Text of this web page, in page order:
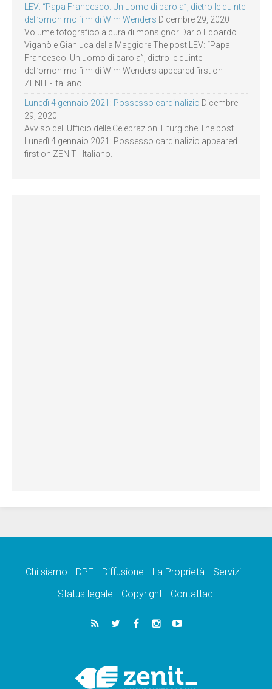
LEV: “Papa Francesco. Un uomo di parola”, dietro le quinte
dell’omonimo film di Wim Wenders Dicembre 29, 2020
Volume fotografico a cura di monsignor Dario Edoardo
Viganò e Gianluca della Maggiore The post LEV: “Papa
Francesco. Un uomo di parola”, dietro le quinte
dell’omonimo film di Wim Wenders appeared first on
ZENIT - Italiano.
Lunedì 4 gennaio 2021: Possesso cardinalizio Dicembre
29, 2020
Avviso dell’Ufficio delle Celebrazioni Liturgiche The post
Lunedì 4 gennaio 2021: Possesso cardinalizio appeared
first on ZENIT - Italiano.
Chi siamo DPF Diffusione La Proprietà
Servizi
Status legale
Copyright Contattaci